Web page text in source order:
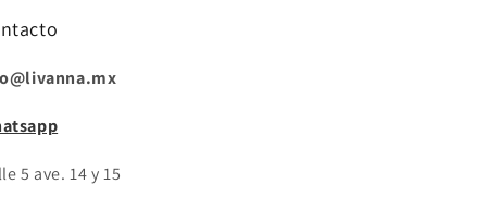
5 ave. 14 y 15